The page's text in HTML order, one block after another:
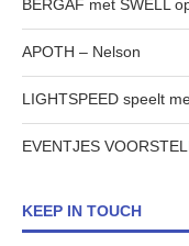
BERGAF met SWELL
APOTH – Nelson
LIGHTSPEED speelt
EVENTJES
KEEP IN TOUCH